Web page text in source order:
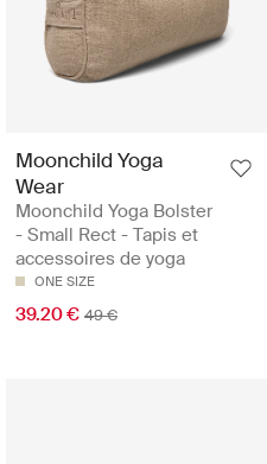
Moonchild Yoga
Wear
Moonchild Yoga Bolster
- Small Rect - Tapis et
accessoires de yoga
ONE SIZE
39.20 € 49 €